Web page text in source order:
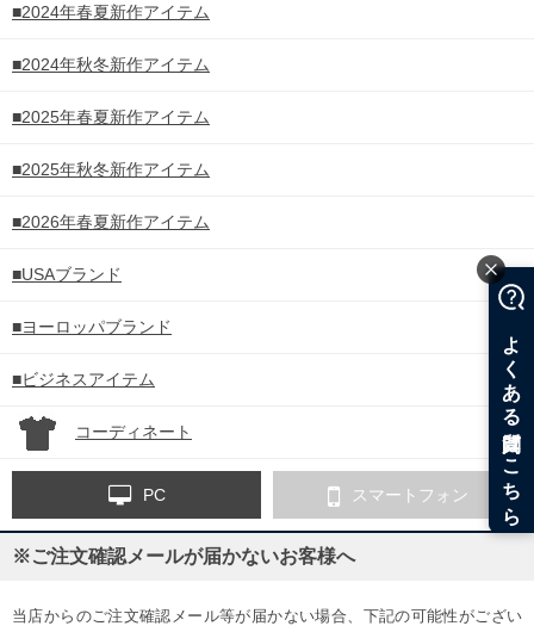
■2024年春夏新作アイテム
■2024年秋冬新作アイテム
■2025年春夏新作アイテム
■2025年秋冬新作アイテム
■2026年春夏新作アイテム
■USAブランド
■ヨーロッパブランド
■ビジネスアイテム
コーディネート
PC スマートフォン
※ご注文確認メールが届かないお客様へ
当店からのご注文確認メール等が届かない場合、下記の可能性がござい